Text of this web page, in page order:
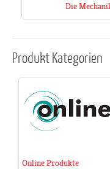
Die
ProduktKategorien
Online Produkte